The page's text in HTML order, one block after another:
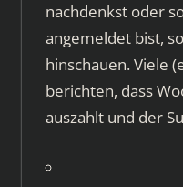
nachdenkst oder
angemeldet bist,
hinschauen. Viele
berichten, dass
auszahlt und der